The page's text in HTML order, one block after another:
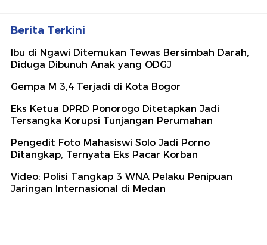
Berita Terkini
Ibu di Ngawi Ditemukan Tewas Bersimbah Darah,
Diduga Dibunuh Anak yang ODGJ
Gempa M 3,4 Terjadi di Kota Bogor
Eks Ketua DPRD Ponorogo Ditetapkan Jadi
Tersangka Korupsi Tunjangan Perumahan
Pengedit Foto Mahasiswi Solo Jadi Porno
Ditangkap, Ternyata Eks Pacar Korban
Video: Polisi Tangkap 3 WNA Pelaku Penipuan
Jaringan Internasional di Medan